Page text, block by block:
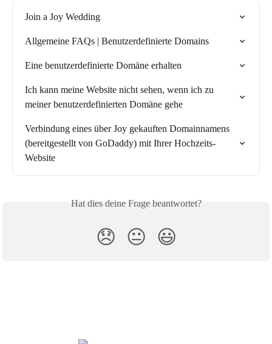
Join a Joy Wedding
Allgemeine FAQs | Benutzerdefinierte Domains
Eine benutzerdefinierte Domäne erhalten
Ich kann meine Website nicht sehen, wenn ich zu
meiner benutzerdefinierten Domäne gehe
Verbindung eines über Joy gekauften Domainnamens
(bereitgestellt von GoDaddy) mit Ihrer Hochzeits-
Website
Hat dies deine Frage beantwortet?
😞 😐 😃